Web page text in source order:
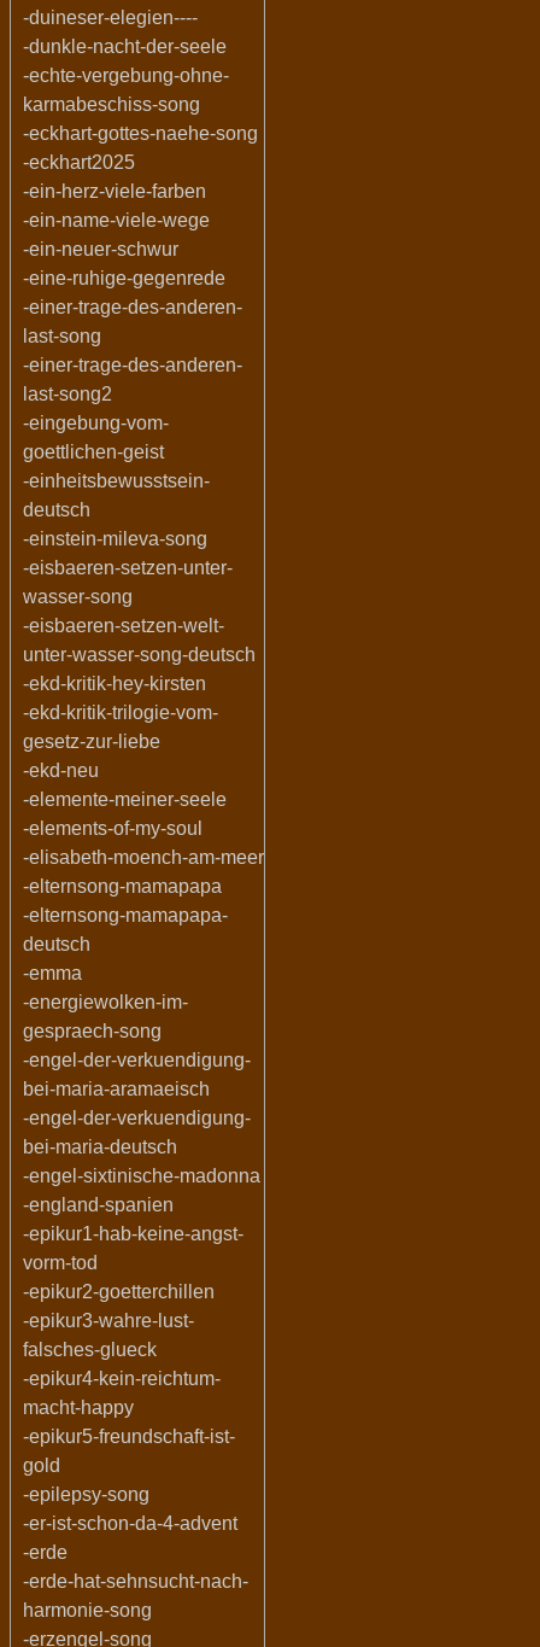
-duineser-elegien----
-dunkle-nacht-der-seele
-echte-vergebung-ohne-
karmabeschiss-song
-eckhart-gottes-naehe-song
-eckhart2025
-ein-herz-viele-farben
-ein-name-viele-wege
-ein-neuer-schwur
-eine-ruhige-gegenrede
-einer-trage-des-anderen-
last-song
-einer-trage-des-anderen-
last-song2
-eingebung-vom-
goettlichen-geist
-einheitsbewusstsein-
deutsch
-einstein-mileva-song
-eisbaeren-setzen-unter-
wasser-song
-eisbaeren-setzen-welt-
unter-wasser-song-deutsch
-ekd-kritik-hey-kirsten
-ekd-kritik-trilogie-vom-
gesetz-zur-liebe
-ekd-neu
-elemente-meiner-seele
-elements-of-my-soul
-elisabeth-moench-am-meer
-elternsong-mamapapa
-elternsong-mamapapa-
deutsch
-emma
-energiewolken-im-
gespraech-song
-engel-der-verkuendigung-
bei-maria-aramaeisch
-engel-der-verkuendigung-
bei-maria-deutsch
-engel-sixtinische-madonna
-england-spanien
-epikur1-hab-keine-angst-
vorm-tod
-epikur2-goetterchillen
-epikur3-wahre-lust-
falsches-glueck
-epikur4-kein-reichtum-
macht-happy
-epikur5-freundschaft-ist-
gold
-epilepsy-song
-er-ist-schon-da-4-advent
-erde
-erde-hat-sehnsucht-nach-
harmonie-song
-erzengel-song